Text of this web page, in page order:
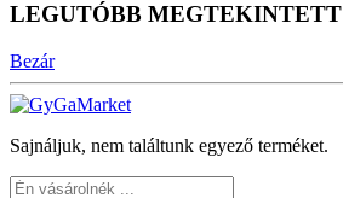
LEGUTÓBB MEGTEKINTETT
Bezár
Sajnáljuk, nem találtunk egyező terméket.
Keresés